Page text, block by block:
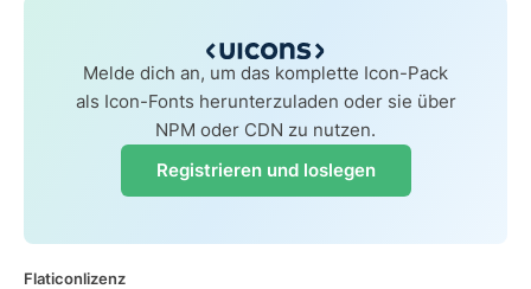
Melde dich an, um das komplette Icon-Pack
als Icon-Fonts herunterzuladen oder sie über
NPM oder CDN zu nutzen.
Registrieren und loslegen
Flaticonlizenz